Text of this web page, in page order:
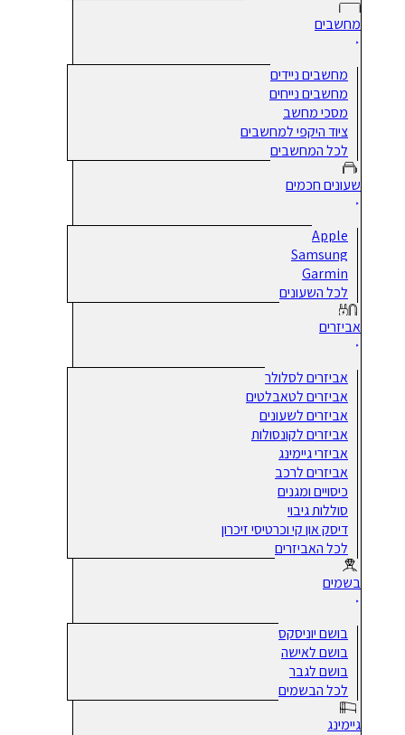
מחשבים
מחשבים ניידים
מחשבים נייחים
מסכי מחשב
ציוד היקפי למחשבים
לכל המחשבים
שעונים חכמים
Apple
Samsung
Garmin
לכל השעונים
אביזרים
אביזרים לסלולר
אביזרים לטאבלטים
אביזרים לשעונים
אביזרים לקונסולות
אביזרי גיימינג
אביזרים לרכב
כיסויים ומגנים
סוללות גיבוי
דיסק און קי וכרטיסי זיכרון
לכל האביזרים
בשמים
בושם יוניסקס
בושם לאישה
בושם לגבר
לכל הבשמים
גיימינג